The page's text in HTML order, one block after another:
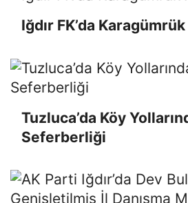
SAHADAYIZ"
Iğdır FK’da
Tuzluca’da Köy
Seferberliği